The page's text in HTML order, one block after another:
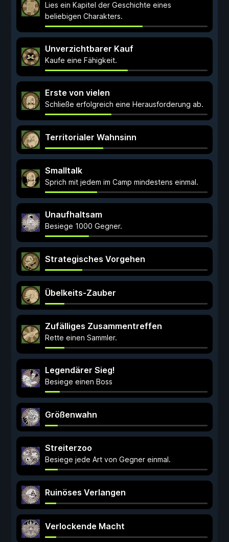
Lies ein Kapitel der Geschichte eines
beliebigen Charakters.
Unverzichtbarer Kauf
Kaufe eine Fähigkeit.
Erste von vielen
Schließe erfolgreich eine Herausforderung ab.
Territorialer Wahnsinn
Smalltalk
Sprich mit jedem im Camp mindestens einmal.
Unaufhaltsam
Besiege 1000 Gegner.
Strategisches Vorgehen
Übelkeits-Zauber
Zufälliges Zusammentreffen
Rette einen Sammler.
Legendärer Sieg!
Besiege einen Boss
Größenwahn
Streiterzoo
Besiege jede Art von Gegner einmal.
Ruinöses Verlangen
Verlockende Macht